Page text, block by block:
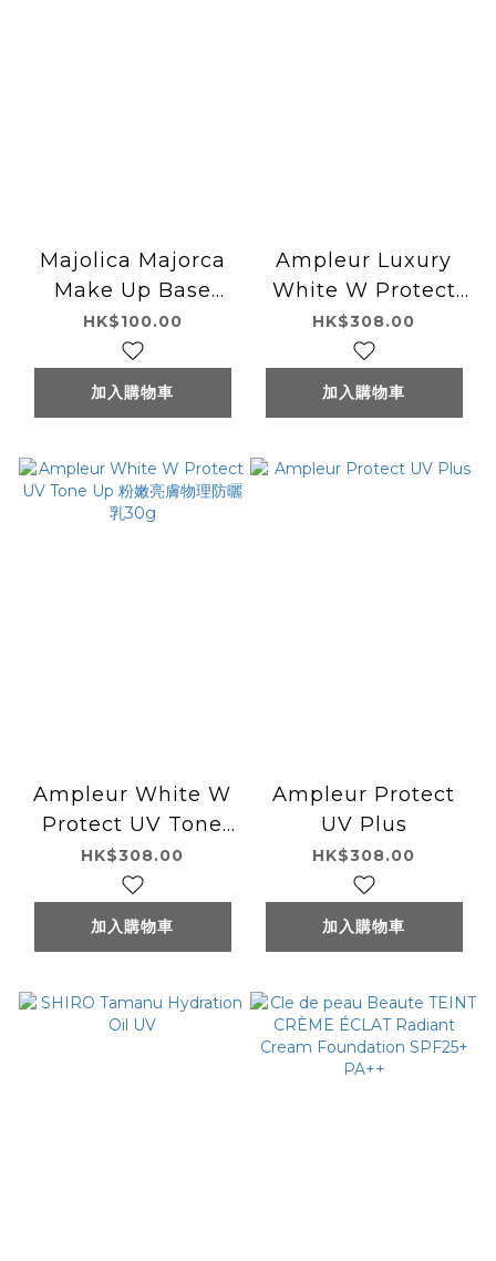
Majolica Majorca
Make Up Base
SPF30 PA+++
HK$100.00
加入購物車
Ampleur Luxury
White W Protect
UV Aqua 水感防曬
30g
HK$308.00
加入購物車
Ampleur White W
Protect UV Tone
Up 粉嫩亮膚物理防曬
乳30g
HK$308.00
加入購物車
Ampleur Protect
UV Plus
HK$308.00
加入購物車